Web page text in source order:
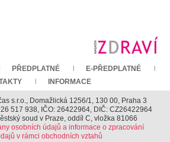
PŘEDPLATNÉ
E-PŘEDPLATNÉ
INFORMACE
s.r.o., Domažlická 1256/1, 130 00, Praha 3
517 938, IČO: 26422964, DIČ: CZ26422964
soud v Praze, oddíl C, vložka 81066
osobních údajů a informace o zpracování
v rámci obchodních vztahů